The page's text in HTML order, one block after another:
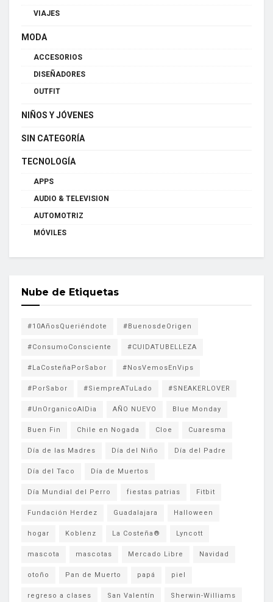
VIAJES
MODA
ACCESORIOS
DISEÑADORES
OUTFIT
NIÑOS Y JÓVENES
SIN CATEGORÍA
TECNOLOGÍA
APPS
AUDIO & TELEVISION
AUTOMOTRIZ
MÓVILES
Nube de Etiquetas
#10AñosQueriéndote #BuenosdeOrigen
#ConsumoConsciente #CUIDATUBELLEZA
#LaCosteñaPorSabor #NosVemosEnVips
#PorSabor #SiempreATuLado #SNEAKERLOVER
#UnOrganicoAlDia AÑO NUEVO Blue Monday
Buen Fin Chile en Nogada Cloe Cuaresma
Día de las Madres Día del Niño Día del Padre
Día del Taco Día de Muertos
Día Mundial del Perro fiestas patrias Fitbit
Fundación Herdez Guadalajara Halloween
hogar Koblenz La Costeña® Lyncott
mascota mascotas Mercado Libre Navidad
otoño Pan de Muerto papá piel
regreso a clases San Valentín Sherwin-Williams